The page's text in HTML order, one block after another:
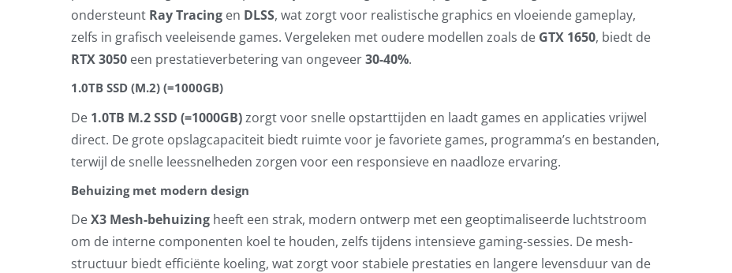
ondersteunt Ray Tracing en DLSS, wat zorgt voor realistische graphics en vloeiende gameplay,
zelfs in grafisch veeleisende games. Vergeleken met oudere modellen zoals de GTX 1650, biedt de
RTX 3050 een prestatieverbetering van ongeveer30-40%.
1.0TB SSD (M.2) (=1000GB)
De 1.0TB M.2 SSD (=1000GB)zorgt voor snelle opstarttijden en laadt games en applicaties vrijwel
direct. De grote opslagcapaciteit biedt ruimte voor je favoriete games, programma’s en bestanden,
terwijl de snelle leessnelheden zorgen voor een responsieve en naadloze ervaring.
Behuizing met modern design
DeX3 Mesh-behuizing heeft een strak, modern ontwerp met een geoptimaliseerde luchtstroom
om de interne componenten koel te houden, zelfs tijdens intensieve gaming-sessies. De mesh-
structuur biedt efficiënte koeling, wat zorgt voor stabiele prestaties en langere levensduur van de